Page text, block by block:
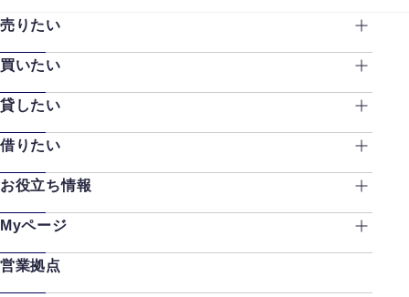
売りたい
買いたい
貸したい
借りたい
お役立ち情報
Myページ
営業拠点